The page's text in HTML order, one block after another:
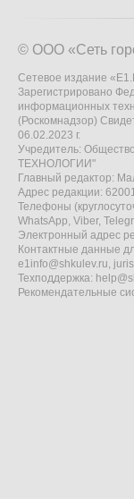
© ООО «Сеть
Сетевое издание
Зарегистрировано
информационных
(Роскомнадзор)
06.02.2023 г.
Учредитель:
ТЕХНОЛОГИИ"
Главный редактор:
Адрес редакции:
Телефоны
WhatsApp, Viber,
Электронный адрес
Контактные данные
e1info@shkulev.ru,
Техподдержка:
Рекомендательные